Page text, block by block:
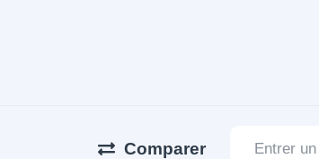
Comparer